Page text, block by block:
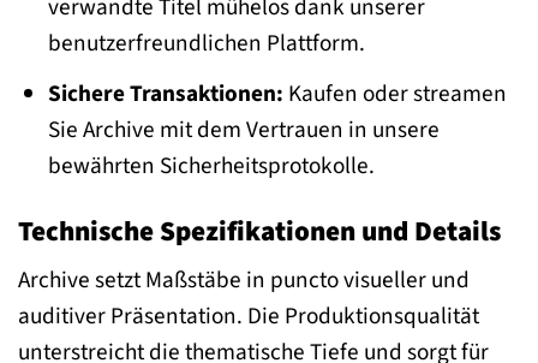
verwandte Titel mühelos dank unserer
benutzerfreundlichen Plattform.
Sichere Transaktionen: Kaufen oder streamen
Sie Archive mit dem Vertrauen in unsere
bewährten Sicherheitsprotokolle.
Technische Spezifikationen und Details
Archive setzt Maßstäbe in puncto visueller und
auditiver Präsentation. Die Produktionsqualität
unterstreicht die thematische Tiefe und sorgt für